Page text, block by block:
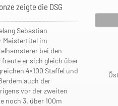
zeigte die DSG
Sebastian
Meistertitel im
bei den
freute er sich gleich über
4×100 Staffel und
auch der
vor der zweiten
noch 3. über 100m